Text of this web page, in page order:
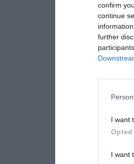
confirm
continue
further
I want
Opted
I want